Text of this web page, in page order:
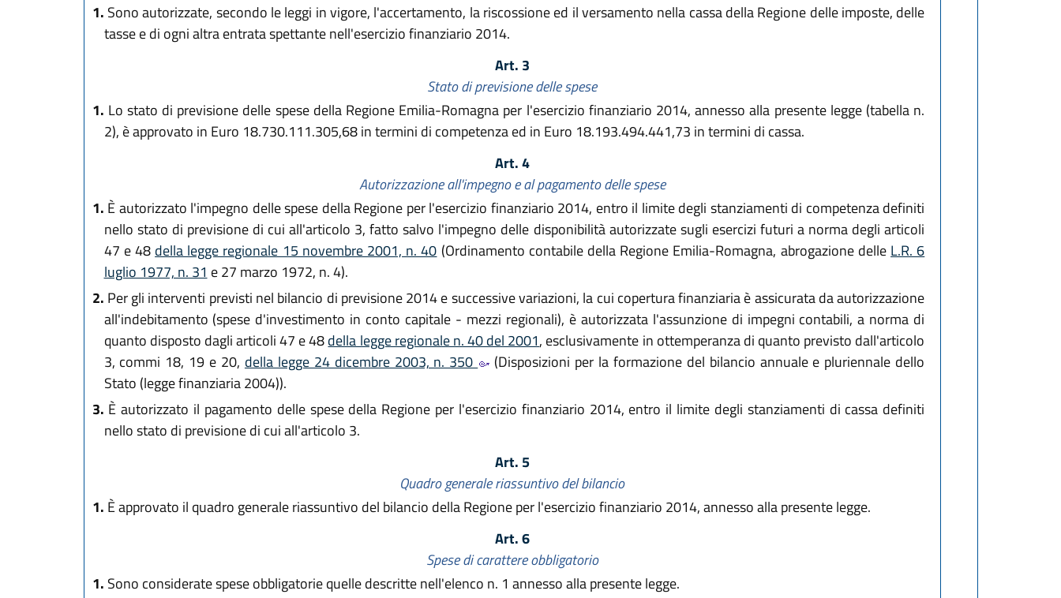
1. Sono autorizzate, secondo le leggi in vigore, l'accertamento, la riscossione ed il versamento nella cassa della Regione delle imposte, delle
tasse e di ogni altra entrata spettante nell'esercizio finanziario 2014.
Art. 3
Stato di previsione delle spese
1. Lo stato di previsione delle spese della Regione Emilia-Romagna per l'esercizio finanziario 2014, annesso alla presente legge (tabella n.
2), è approvato in Euro 18.730.111.305,68 in termini di competenza ed in Euro 18.193.494.441,73 in termini di cassa.
Art. 4
Autorizzazione all'impegno e al pagamento delle spese
1. È autorizzato l'impegno delle spese della Regione per l'esercizio finanziario 2014, entro il limite degli stanziamenti di competenza definiti
nello stato di previsione di cui all'articolo 3, fatto salvo l'impegno delle disponibilità autorizzate sugli esercizi futuri a norma degli articoli
47 e 48 della legge regionale 15 novembre 2001, n. 40 (Ordinamento contabile della Regione Emilia-Romagna, abrogazione delle L.R. 6
luglio 1977, n. 31 e 27 marzo 1972, n. 4).
2. Per gli interventi previsti nel bilancio di previsione 2014 e successive variazioni, la cui copertura finanziaria è assicurata da autorizzazione
all'indebitamento (spese d'investimento in conto capitale - mezzi regionali), è autorizzata l'assunzione di impegni contabili, a norma di
quanto disposto dagli articoli 47 e 48della legge regionale n. 40 del 2001, esclusivamente in ottemperanza di quanto previsto dall'articolo
3, commi 18, 19 e 20, della legge 24 dicembre 2003, n. 350
(Disposizioni per la formazione del bilancio annuale e pluriennale dello
Stato (legge finanziaria 2004)).
3. È autorizzato il pagamento delle spese della Regione per l'esercizio finanziario 2014, entro il limite degli stanziamenti di cassa definiti
nello stato di previsione di cui all'articolo 3.
Art. 5
Quadro generale riassuntivo del bilancio
1. È approvato il quadro generale riassuntivo del bilancio della Regione per l'esercizio finanziario 2014, annesso alla presente legge.
Art. 6
Spese di carattere obbligatorio
1. Sono considerate spese obbligatorie quelle descritte nell'elenco n. 1 annesso alla presente legge.